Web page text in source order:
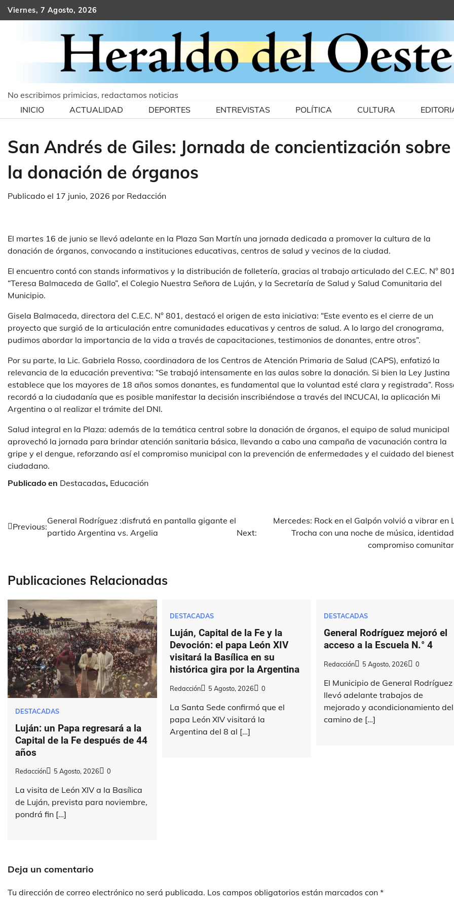
Skip
to
Viernes, 7 Agosto, 2026
No escribimos primicias, redactamos noticias
INICIO
ACTUALIDAD DEPORTES ENTREVISTAS POLÍTICA CULTURA
San Andrés de Giles: Jornada de concientización sobre
la donación de órganos
Publicado el 17 junio, 2026 por Redacción
El martes 16 de junio se llevó adelante en la Plaza San Martín una jornada dedicada a promover la cultura de la
donación de órganos, convocando a instituciones educativas, centros de salud y vecinos de la ciudad.
El encuentro contó con stands informativos y la distribución de folletería, gracias al trabajo articulado del C.E.C. N°
“Teresa Balmaceda de Gallo”, el Colegio Nuestra Señora de Luján, y la Secretaría de Salud y Salud Comunitaria del
Municipio.
Gisela Balmaceda, directora del C.E.C. N° 801, destacó el origen de esta iniciativa: “Este evento es el cierre de un
proyecto que surgió de la articulación entre comunidades educativas y centros de salud. A lo largo del cronograma,
pudimos abordar la importancia de la vida a través de capacitaciones, testimonios de donantes, entre otros”.
Por su parte, la Lic. Gabriela Rosso, coordinadora de los Centros de Atención Primaria de Salud (CAPS), enfatizó la
relevancia de la educación preventiva: “Se trabajó intensamente en las aulas sobre la donación. Si bien la Ley Justina
establece que los mayores de 18 años somos donantes, es fundamental que la voluntad esté clara y registrada”.
recordó a la ciudadanía que es posible manifestar la decisión inscribiéndose a través del INCUCAI, la aplicación Mi
Argentina o al realizar el trámite del DNI.
Salud integral en la Plaza: además de la temática central sobre la donación de órganos, el equipo de salud municipal
aprovechó la jornada para brindar atención sanitaria básica, llevando a cabo una campaña de vacunación contra la
gripe y el dengue, reforzando así el compromiso municipal con la prevención de enfermedades y el cuidado del
ciudadano.
Publicado en Destacadas, Educación
Navegación
Previous:
General Rodríguez :disfrutá en pantalla gigante el
partido Argentina vs. Argelia
Next:
Mercedes: Rock en el Galpón volvió a vibrar en
Trocha con una noche de música,
compromiso
Publicaciones Relacionadas
DESTACADAS
Luján: un Papa regresará a la
Capital de la Fe después de 44
años
Redacción 5 Agosto, 2026 0
La visita de León XIV a la Basílica
de Luján, prevista para noviembre,
pondrá fin […]
DESTACADAS
Luján, Capital de la Fe y la
Devoción: el papa León XIV
visitará la Basílica en su
histórica gira por la Argentina
Redacción 5 Agosto, 2026 0
La Santa Sede confirmó que el
papa León XIV visitará la
Argentina del 8 al […]
DESTACADAS
General Rodríguez mejoró el
acceso a la Escuela N.° 4
Redacción 5 Agosto, 2026 0
El Municipio de General Rodríguez
llevó adelante trabajos de
mejorado y acondicionamiento del
camino de […]
Deja un comentario
Tu dirección de correo electrónico no será publicada. Los campos obligatorios están marcados con *